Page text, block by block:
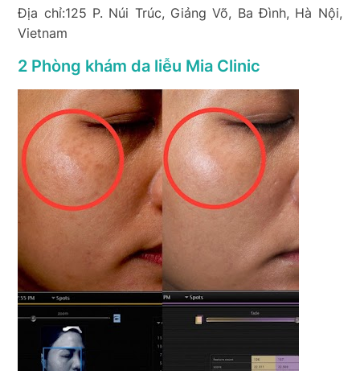
Địa chỉ:125 P. Núi Trúc, Giảng Võ, Ba Đình, Hà Nội,
Vietnam
2 Phòng khám da liễu Mia Clinic